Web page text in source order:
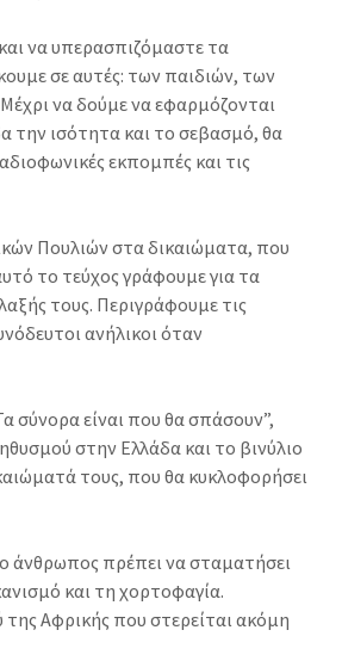
να υπερασπιζόμαστε τα
σε αυτές: των παιδιών, των
να δούμε να εφαρμόζονται
την ισότητα και το σεβασμό, θα
εκπομπές και τις
Πουλιών στα δικαιώματα, που
το τεύχος γράφουμε για τα
τους. Περιγράφουμε τις
ανήλικοι όταν
σύνορα είναι που θα σπάσουν”,
στην Ελλάδα και το βινύλιο
τους, που θα κυκλοφορήσει
ο άνθρωπος πρέπει να σταματήσει
και τη χορτοφαγία.
Αφρικής που στερείται ακόμη